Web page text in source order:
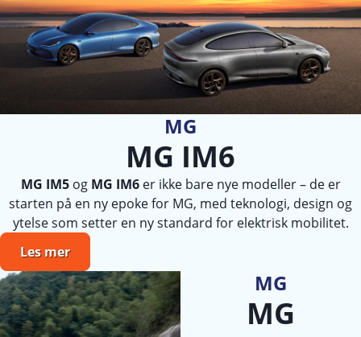
MG
MG IM6
MG IM5 ogMG IM6er ikke bare nye modeller – de er
starten på en ny epoke for MG, med teknologi, design og
ytelse som setter en ny standard for elektrisk mobilitet.
Les mer
MG
MG